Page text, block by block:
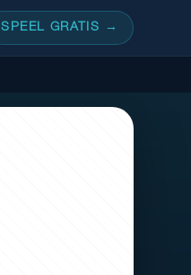
SPEEL GRATIS →